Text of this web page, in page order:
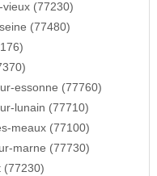
(77230)
(77480)
essonne (77760)
lunain (77710)
meaux (77100)
marne (77730)
(77230)